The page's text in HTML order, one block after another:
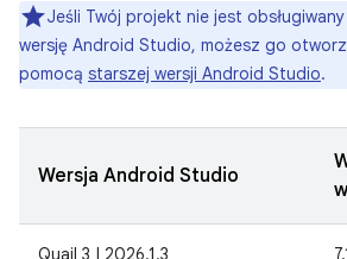
Jeśli Twój projekt nie jest
wersję Android Studio, możesz go
pomocą starszej wersji Android Studio.
Wersja Android Studio
Quail 3 | 2026.1.3